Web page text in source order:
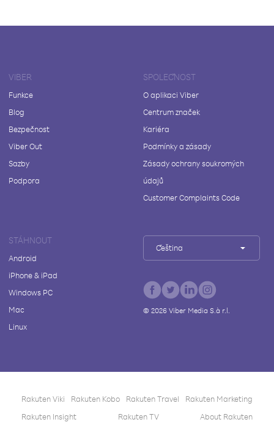
VIBER
Funkce
Blog
Bezpečnost
Viber Out
Sazby
Podpora
SPOLEČNOST
O aplikaci Viber
Centrum značek
Kariéra
Podmínky a zásady
Zásady ochrany soukromých
údajů
Customer Complaints Code
STÁHNOUT
Android
iPhone & iPad
Windows PC
Mac
Linux
Čeština
© 2026Viber Media S.à r.l.
Rakuten Viki Rakuten Kobo Rakuten Travel
Rakuten Marketing
Rakuten Insight
Rakuten TV About Rakuten